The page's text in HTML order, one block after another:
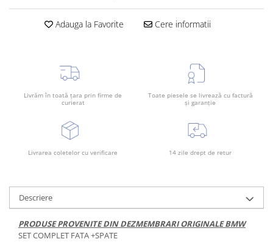
Adauga la Favorite Cere informatii
Livrăm în toată țara prin firme de
curierat
Toate piesele se livrează cu factură
și garanție
Livrarea coletelor cu verificare 14 zile drept de retur
Descriere
PRODUSE PROVENITE DIN DEZMEMBRARI ORIGINALE BMW
SET COMPLET FATA +SPATE